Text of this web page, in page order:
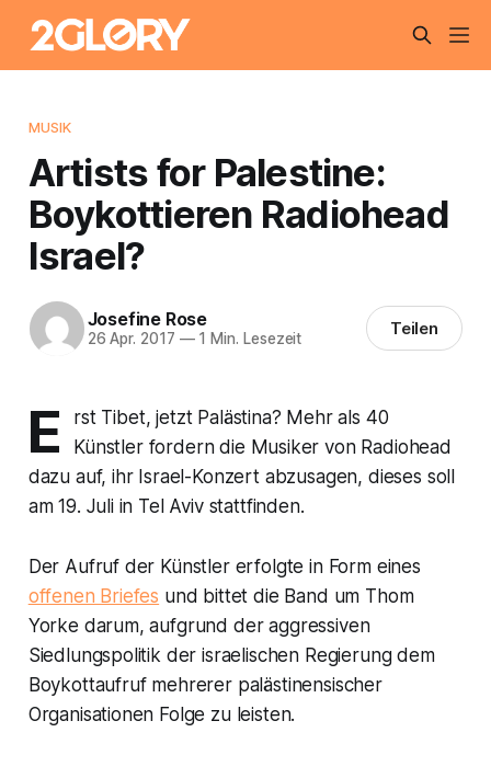
MUSIK
Artists for Palestine:
Boykottieren Radiohead
Israel?
Josefine Rose
26 Apr. 2017 —1 Min. Lesezeit Teilen
E
rst Tibet, jetzt Palästina? Mehr als 40
Künstler fordern die Musiker von Radiohead
dazu auf, ihr Israel-Konzert abzusagen, dieses soll
am 19. Juli in Tel Aviv stattfinden.
Der Aufruf der Künstler erfolgte in Form eines
offenen Briefes und bittet die Band um Thom
Yorke darum, aufgrund der aggressiven
Siedlungspolitik der israelischen Regierung dem
Boykottaufruf mehrerer palästinensischer
Organisationen Folge zu leisten.